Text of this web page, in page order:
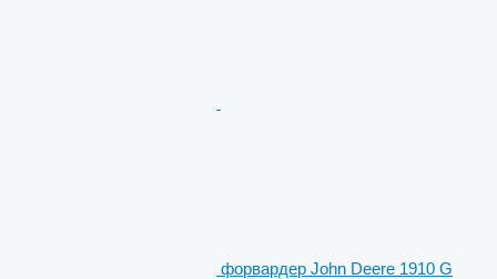
форвардер John Deere 1910 G